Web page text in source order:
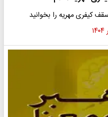
مهریه را بخوانید